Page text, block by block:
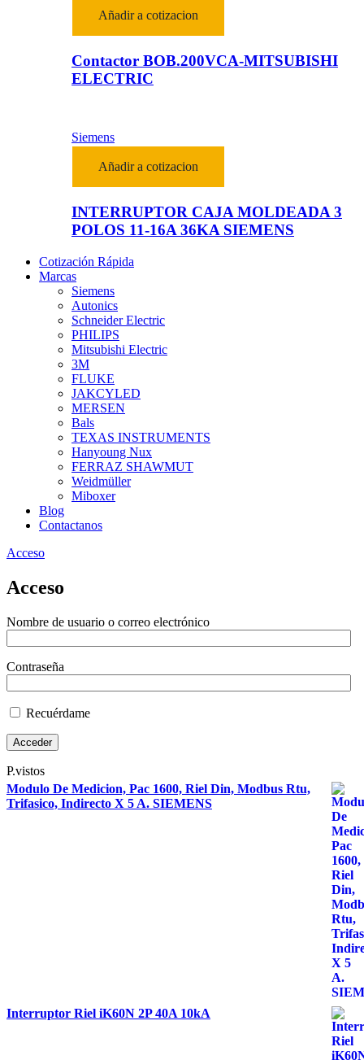
Añadir a cotizacion
Contactor BOB.200VCA-MITSUBISHI
ELECTRIC
Siemens
Añadir a cotizacion
INTERRUPTOR CAJA MOLDEADA 3
POLOS 11-16A 36KA SIEMENS
Cotización Rápida
Marcas
Siemens
Autonics
Schneider Electric
PHILIPS
Mitsubishi Electric
3M
FLUKE
JAKCYLED
MERSEN
Bals
TEXAS INSTRUMENTS
Hanyoung Nux
FERRAZ SHAWMUT
Weidmüller
Miboxer
Blog
Contactanos
Acceso
Acceso
Nombre de usuario o correo electrónico
Contraseña
Recuérdame
P.vistos
Modulo De Medicion, Pac 1600, Riel Din, Modbus Rtu,
Trifasico, Indirecto X 5 A. SIEMENS
Interruptor Riel iK60N 2P 40A 10kA